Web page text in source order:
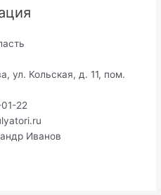
ул. Кольская, д. 11, пом.
22
Иванов